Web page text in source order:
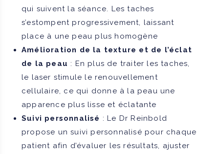
qui suivent la séance. Les taches
s’estompent progressivement, laissant
place à une peau plus homogène
Amélioration de la texture et de l’éclat
de la peau : En plus de traiter les taches,
le laser stimule le renouvellement
cellulaire, ce qui donne à la peau une
apparence plus lisse et éclatante
Suivi personnalisé : Le Dr Reinbold
propose un suivi personnalisé pour chaque
patient afin d’évaluer les résultats, ajuster